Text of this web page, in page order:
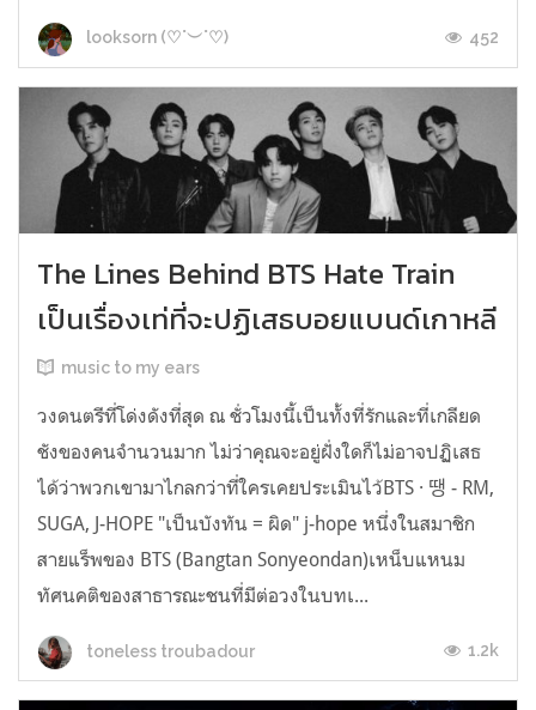
looksorn (♡˙︶˙♡) 452
The Lines Behind BTS Hate Train
เป็นเรื่องเท่ที่จะปฏิเสธบอยแบนด์เกาหลี
music to my ears
วงดนตรีที่โด่งดังที่สุด ณ ชั่วโมงนี้เป็นทั้งที่รักและที่เกลียด
ชังของคนจำนวนมาก ไม่ว่าคุณจะอยู่ฝั่งใดก็ไม่อาจปฏิเสธ
ได้ว่าพวกเขามาไกลกว่าที่ใครเคยประเมินไว้BTS · 땡 - RM,
SUGA, J-HOPE "เป็นบังทัน = ผิด" j-hope หนึ่งในสมาชิก
สายแร็พของ BTS (Bangtan Sonyeondan)เหน็บแหนม
ทัศนคติของสาธารณะชนที่มีต่อวงในบทเ...
toneless troubadour 1.2k